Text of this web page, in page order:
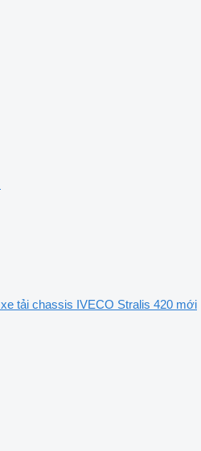
xe tải chassis IVECO Stralis 420 mới